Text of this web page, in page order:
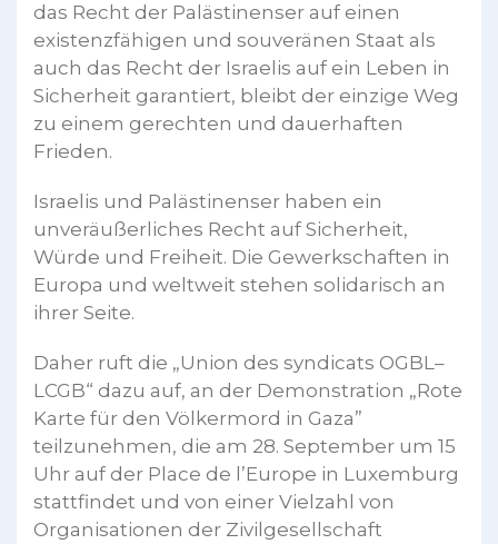
das Recht der Palästinenser auf einen
existenzfähigen und souveränen Staat als
auch das Recht der Israelis auf ein Leben in
Sicherheit garantiert, bleibt der einzige Weg
zu einem gerechten und dauerhaften
Frieden.
Israelis und Palästinenser haben ein
unveräußerliches Recht auf Sicherheit,
Würde und Freiheit. Die Gewerkschaften in
Europa und weltweit stehen solidarisch an
ihrer Seite.
Daher ruft die „Union des syndicats OGBL–
LCGB“ dazu auf, an der Demonstration „Rote
Karte für den Völkermord in Gaza”
teilzunehmen, die am 28. September um 15
Uhr auf der Place de l’Europe in Luxemburg
stattfindet und von einer Vielzahl von
Organisationen der Zivilgesellschaft